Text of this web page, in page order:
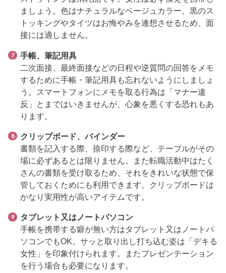
ましょう。色はナチュラルなベージュカラー。黒のス
トッキングやタイツはお悔やみを連想させるため、面
接には適しません。
手帳、筆記用具
二次面接、最終面接などの日程や逆質問の回答をメモ
するために手帳・筆記用具も忘れないようにしましょ
う。スマートフォンにメモを取る行為は「マナー違
反」とまではいきませんが、心象を悪くする恐れもあ
ります。
クリップボード、バインダー
書類を記入する際、捺印する際など、テーブルがその
場に必ずあるとは限りません。また転職活動中はたく
さんの書類を受け取るため、それをきれいな状態で保
管しておくためにも利用できます。クリップボードは
かなり実用性が高いアイテムです。
タブレット又はノートパソコン
手帳を携帯する癖が無い方はタブレット又はノートパ
ソコンでもOK。サッと取り出し打ち込む姿は「デキる
女性」を印象付けられます。またプレゼンテーション
を行う場合も必要になります。